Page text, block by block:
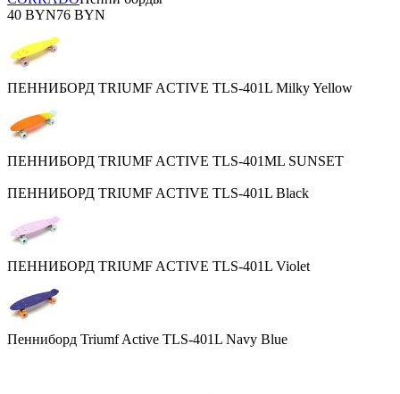
40 BYN76 BYN
ПЕННИБОРД TRIUMF ACTIVE TLS-401L Milky Yellow
ПЕННИБОРД TRIUMF ACTIVE TLS-401МL SUNSET
ПЕННИБОРД TRIUMF ACTIVE TLS-401L Black
ПЕННИБОРД TRIUMF ACTIVE TLS-401L Violet
Пенниборд Triumf Active TLS-401L Navy Blue